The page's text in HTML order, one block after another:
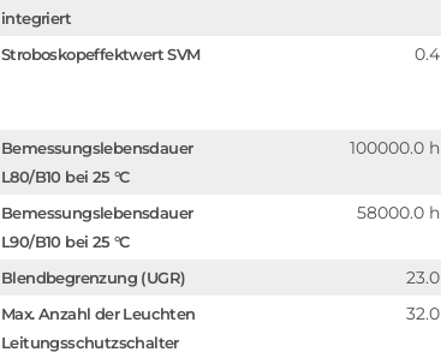
integriert
Stroboskopeffektwert SVM 0.4
Bemessungslebensdauer
L80/B10 bei 25 °C
100000.0 h
Bemessungslebensdauer
L90/B10 bei 25 °C
58000.0 h
Blendbegrenzung (UGR) 23.0
Max. Anzahl der Leuchten
Leitungsschutzschalter
32.0